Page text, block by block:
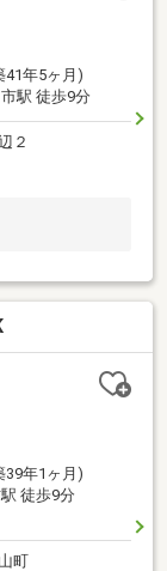
41年5ヶ月)
駅 徒歩9分
２
39年1ヶ月)
徒歩9分
町